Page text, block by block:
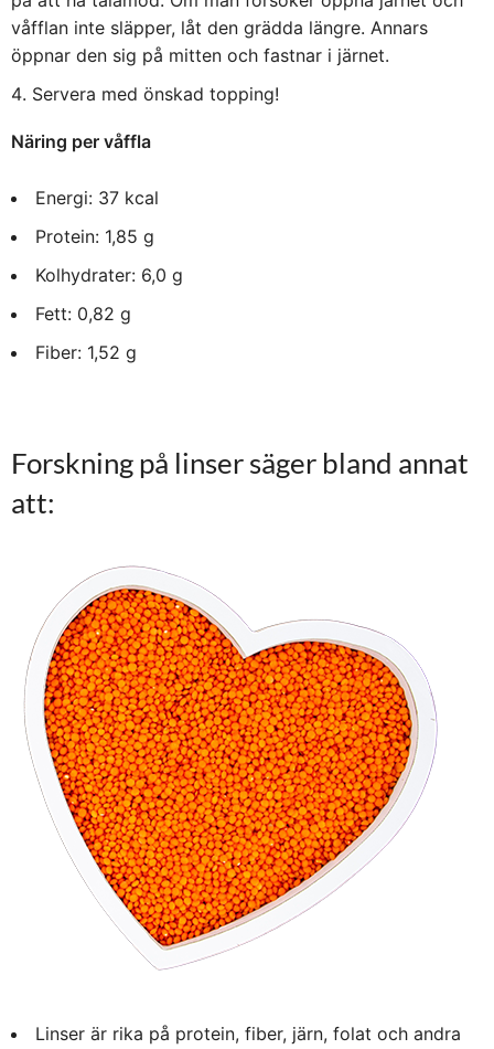
våfflan inte släpper, låt den grädda längre. Annars
öppnar den sig på mitten och fastnar i järnet.
Servera med önskad topping!
Näring per våffla
Energi: 37 kcal
Protein: 1,85 g
Kolhydrater: 6,0 g
Fett: 0,82 g
Fiber: 1,52 g
Forskning på linser säger bland annat
att:
Linser är rika på protein, fiber, järn, folat och andra